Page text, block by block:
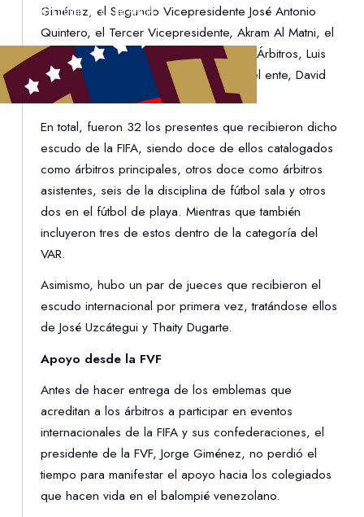
PROTECCIÓN DE LA INFANCIA
Giménez, el Segundo Vicepresidente José Antonio
Quintero, el Tercer Vicepresidente, Akram Al Matni, el
Presidente de la Comisión Nacional de Árbitros, Luis
Sánchez, junto al Secretario General del ente, David
Quintanilla.
En total, fueron 32 los presentes que recibieron dicho
escudo de la FIFA, siendo doce de ellos catalogados
como árbitros principales, otros doce como árbitros
asistentes, seis de la disciplina de fútbol sala y otros
dos en el fútbol de playa. Mientras que también
incluyeron tres de estos dentro de la categoría del
VAR.
Asimismo, hubo un par de jueces que recibieron el
escudo internacional por primera vez, tratándose ellos
de José Uzcátegui y Thaity Dugarte.
Apoyo desde la FVF
Antes de hacer entrega de los emblemas que
acreditan a los árbitros a participar en eventos
internacionales de la FIFA y sus confederaciones, el
presidente de la FVF, Jorge Giménez, no perdió el
tiempo para manifestar el apoyo hacia los colegiados
que hacen vida en el balompié venezolano.